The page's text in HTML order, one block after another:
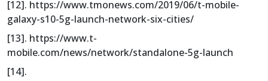
[12]. https://www.tmonews.com/2019/06/t-mobile-
galaxy-s10-5g-launch-network-six-cities/
[13]. https://www.t-
mobile.com/news/network/standalone-5g-launch
[14].